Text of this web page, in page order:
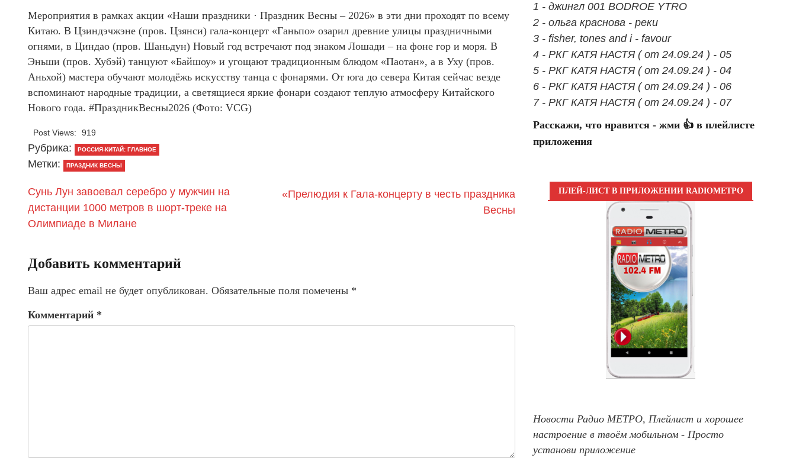
Мероприятия в рамках акции «Наши праздники · Праздник Весны – 2026» в эти дни проходят по всему
Китаю. В Цзиндэчжэне (пров. Цзянси) гала-концерт «Ганьпо» озарил древние улицы праздничными
огнями, в Циндао (пров. Шаньдун) Новый год встречают под знаком Лошади – на фоне гор и моря. В
Эньши (пров. Хубэй) танцуют «Байшоу» и угощают традиционным блюдом «Паотан», а в Уху (пров.
Аньхой) мастера обучают молодёжь искусству танца с фонарями. От юга до севера Китая сейчас везде
вспоминают народные традиции, а светящиеся яркие фонари создают теплую атмосферу Китайского
Нового года. #ПраздникВесны2026 (Фото: VCG)
Post Views: 919
Рубрика: РОССИЯ-КИТАЙ: ГЛАВНОЕ
Метки: ПРАЗДНИК ВЕСНЫ
Сунь Лун завоевал серебро у мужчин на
дистанции 1000 метров в шорт-треке на
Олимпиаде в Милане
«Прелюдия к Гала-концерту в честь праздника
Весны
Добавить комментарий
Ваш адрес email не будет опубликован. Обязательные поля помечены *
Комментарий *
1 - джингл 001 BODROE YTRO
2 - ольга краснова - реки
3 - fisher, tones and i - favour
4 - РКГ КАТЯ НАСТЯ ( от 24.09.24 ) - 05
5 - РКГ КАТЯ НАСТЯ ( от 24.09.24 ) - 04
6 - РКГ КАТЯ НАСТЯ ( от 24.09.24 ) - 06
7 - РКГ КАТЯ НАСТЯ ( от 24.09.24 ) - 07
Расскажи, что нравится - жми 👍 в плейлисте
приложения
ПЛЕЙ-ЛИСТ В ПРИЛОЖЕНИИ RADIOМЕТРО
Новости Радио МЕТРО, Плейлист и хорошее
настроение в твоём мобильном - Просто
установи приложение